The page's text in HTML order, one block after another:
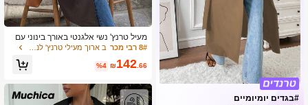
#בגדים יומיומיים
מעיל טרנץ' נשי אלגנטי באורך בינוני עם
צוואון רחב, צבע קפה, חגורת מותניים, גז
2026
8# רבי מכר ב ארוך מעילי טרנץ' לנשים
₪142.66
%4